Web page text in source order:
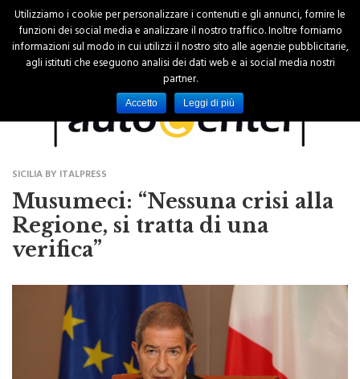
SICILIA BY ITALPRESS
Musumeci: “Nessuna crisi alla
Regione, si tratta di una
Utilizziamo i cookie per personalizzare i contenuti e gli annunci, fornire le
funzioni dei social media e analizzare il nostro traffico. Inoltre forniamo
informazioni sul modo in cui utilizzi il nostro sito alle agenzie pubblicitarie,
agli istituti che eseguono analisi dei dati web e ai social media nostri
partner.
Accetto Leggi di più